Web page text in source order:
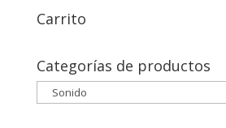
Carrito
Categorías de productos